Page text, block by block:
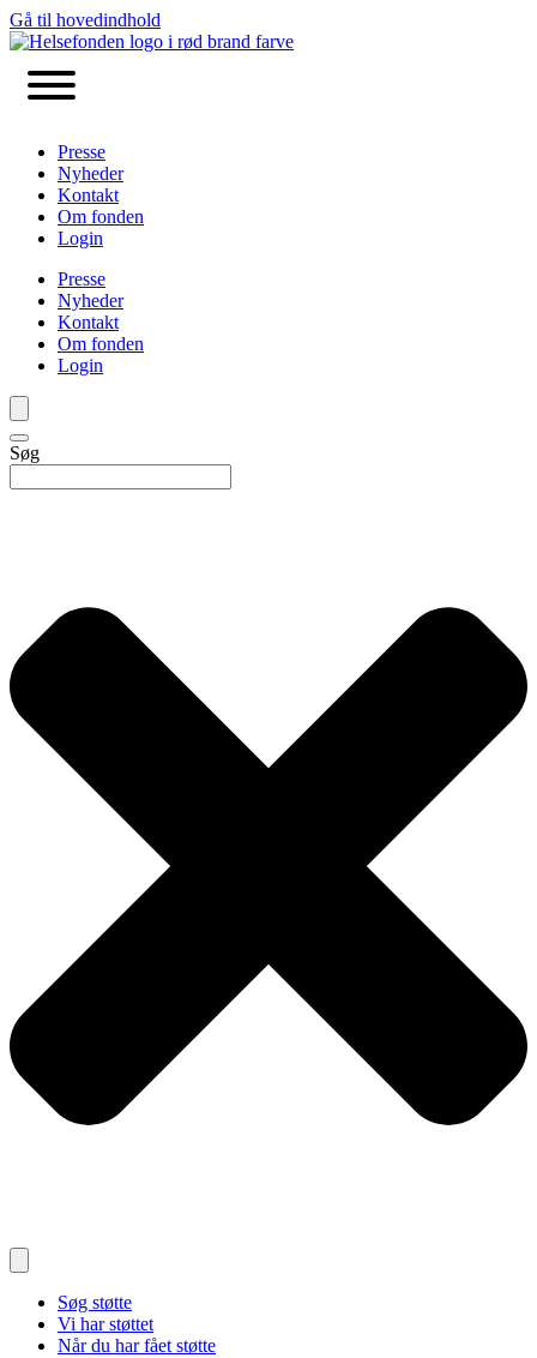
Gå til hovedindhold
Presse
Nyheder
Kontakt
Om fonden
Login
Presse
Nyheder
Kontakt
Om fonden
Login
Søg
Søg støtte
Vi har støttet
Når du har fået støtte